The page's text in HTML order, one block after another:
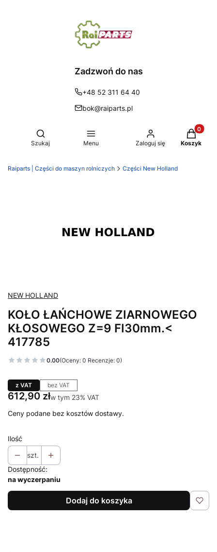
Zadzwoń do nas
+48 52 311 64 40
bok@raiparts.pl
Otwórz wyszukiwarkę
Szukaj Menu Zaloguj się Koszyk
Raiparts | Części do maszyn rolniczych Części New Holland
NEW HOLLAND
KOŁO ŁAŃCHOWE ZIARNOWEGO
KŁOSOWEGO Z=9 FI30mm.<
417785
0.00(Oceny: 0 Recenzje: 0)
z VAT bez VAT
Cena
612,90 złw tym 23% VAT
w tym 23% VAT
Ceny podane bez kosztów dostawy.
Ilość
szt.
Dostępność:
na wyczerpaniu
Dodaj do koszyka